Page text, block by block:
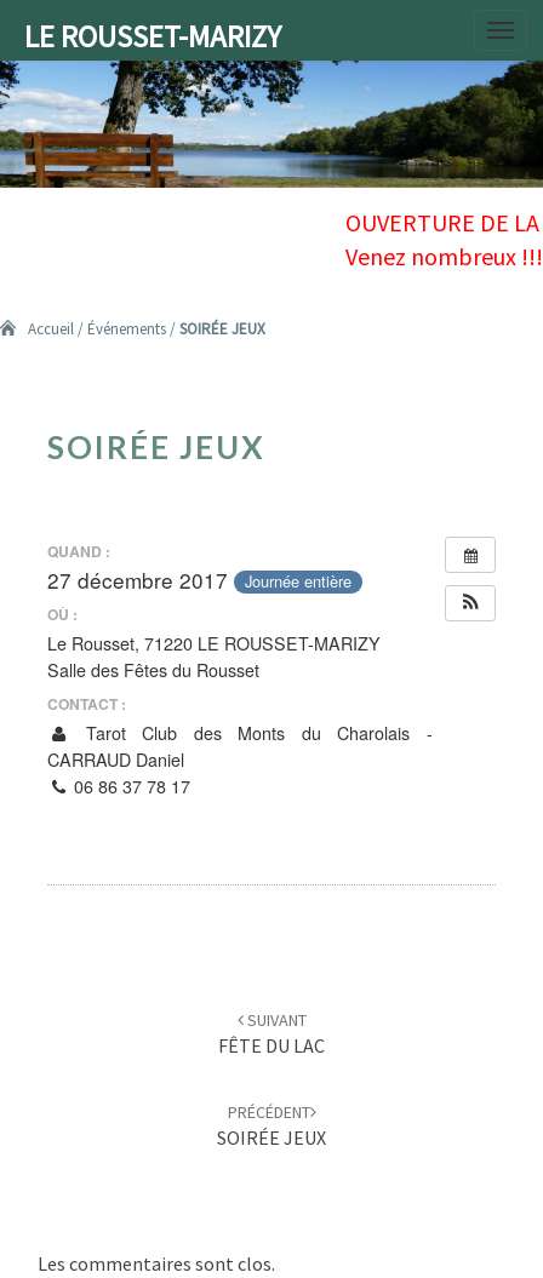
LE ROUSSET-MARIZY
Accueil/ Événements/SOIRÉE JEUX
JEUX
SOIRÉE JEUX
QUAND :
27 décembre 2017 Journée entière
OÙ :
Le Rousset, 71220 LE ROUSSET-MARIZY
Salle des Fêtes du Rousset
CONTACT :
Tarot Club des Monts du Charolais -
CARRAUD Daniel
06 86 37 78 17
SUIVANT
FÊTE DU LAC
PRÉCÉDENT
SOIRÉE JEUX
Les commentaires sont clos.